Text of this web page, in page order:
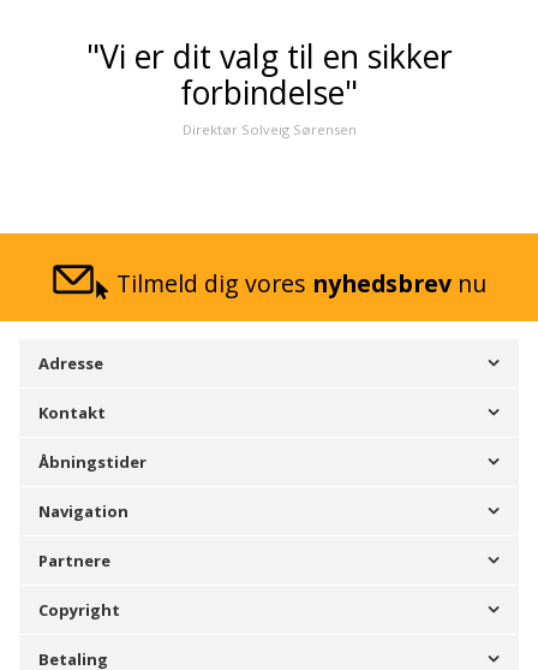
"Vi er dit valg til en sikker
forbindelse"
Direktør Solveig Sørensen
Tilmeld dig vores nyhedsbrev nu
Adresse
Kontakt
Åbningstider
Navigation
Partnere
Copyright
Betaling